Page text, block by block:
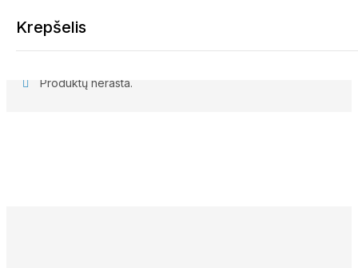
Krepšelis
Produktų nerasta.